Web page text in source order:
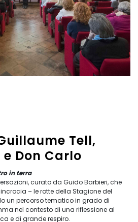
Tell,
Don Carlo
in terra
curato da Guido Barbieri, che
– le rotte della Stagione del
un percorso tematico in grado di
nel contesto di una riflessione al
e di grande respiro.